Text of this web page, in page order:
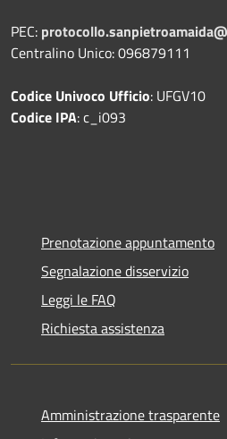
PEC:
Centralino Unico: 096879111
Codice Univoco Ufficio: UFGV10
Codice IPA: c_i093
Prenotazione appuntamento
Segnalazione disservizio
Leggi le FAQ
Richiesta assistenza
Amministrazione trasparente